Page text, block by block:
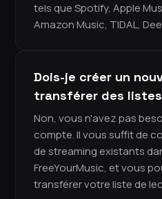
tels que Spotify, Apple
Amazon Music, TIDAL,
Dois-je créer un
transférer des
Non, vous n'avez pas
compte. Il vous suffit de
de streaming existants
FreeYourMusic, et vous
transférer votre liste de